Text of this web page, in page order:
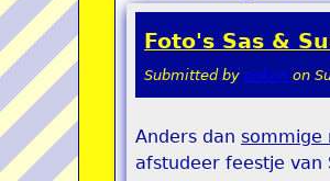
Foto's Sas &
Submitted by pokon on
Anders dan sommige
afstudeer feestje van